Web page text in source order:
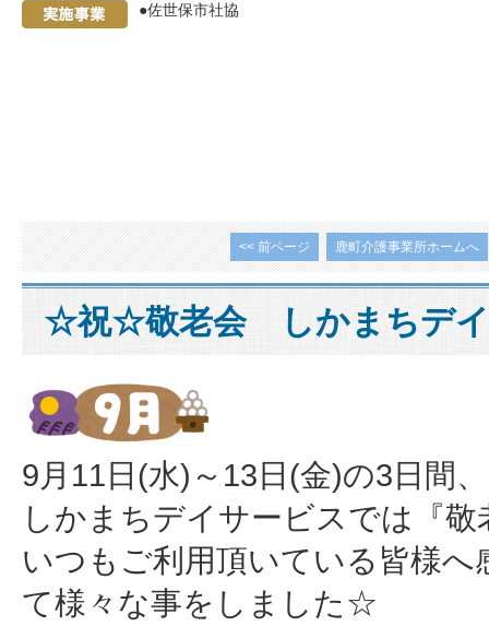
●佐世保市社協
<< 前ページ 鹿町介護事業所ホームへ
☆祝☆敬老会 しかまちデイ
9月11日(水)～13日(金)の3日間、
しかまちデイサービスでは 『
いつもご利用頂いている皆様へ
て様々な事をしました☆